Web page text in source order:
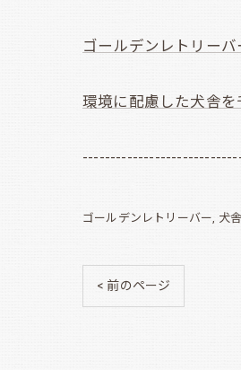
ゴールデンレトリーバ
環境に配慮した犬舎を
ゴールデンレトリーバー 犬舎
< 前のページ